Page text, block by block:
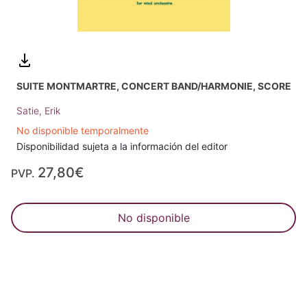
SUITE MONTMARTRE, CONCERT BAND/HARMONIE, SCORE
Satie, Erik
No disponible temporalmente
Disponibilidad sujeta a la información del editor
PVP. 27,80€
No disponible